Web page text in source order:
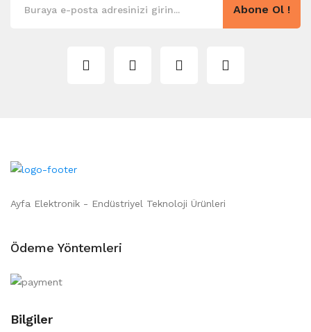
Abone Ol !
Ayfa Elektronik - Endüstriyel Teknoloji Ürünleri
Ödeme Yöntemleri
Bilgiler